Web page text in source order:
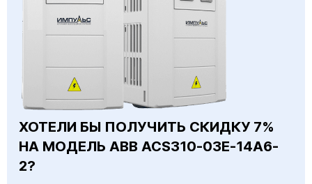
ХОТЕЛИ БЫ ПОЛУЧИТЬ СКИДКУ 7%
НА МОДЕЛЬ ABB ACS310-03E-14A6-
2?